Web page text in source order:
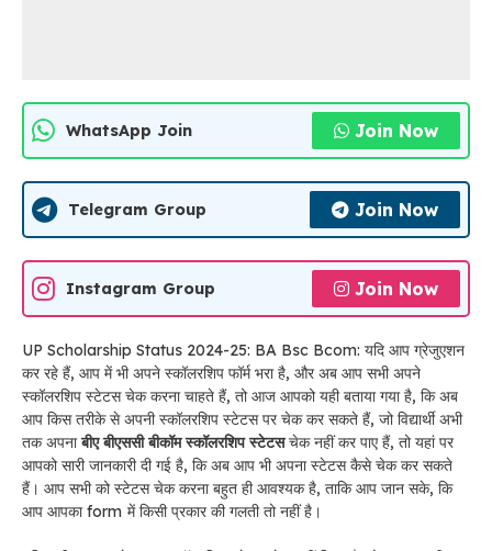
WhatsApp Join Join Now
Telegram Group Join Now
Instagram Group Join Now
UP Scholarship Status 2024-25: BA Bsc Bcom: यदि आप ग्रेजुएशन
कर रहे हैं, आप में भी अपने स्कॉलरशिप फॉर्म भरा है, और अब आप सभी अपने
स्कॉलरशिप स्टेटस चेक करना चाहते हैं, तो आज आपको यही बताया गया है, कि अब
आप किस तरीके से अपनी स्कॉलरशिप स्टेटस पर चेक कर सकते हैं, जो विद्यार्थी अभी
तक अपनाबीए बीएससी बीकॉम स्कॉलरशिप स्टेटसचेक नहीं कर पाए हैं, तो यहां पर
आपको सारी जानकारी दी गई है, कि अब आप भी अपना स्टेटस कैसे चेक कर सकते
हैं। आप सभी को स्टेटस चेक करना बहुत ही आवश्यक है, ताकि आप जान सके, कि
आप आपका form में किसी प्रकार की गलती तो नहीं है।